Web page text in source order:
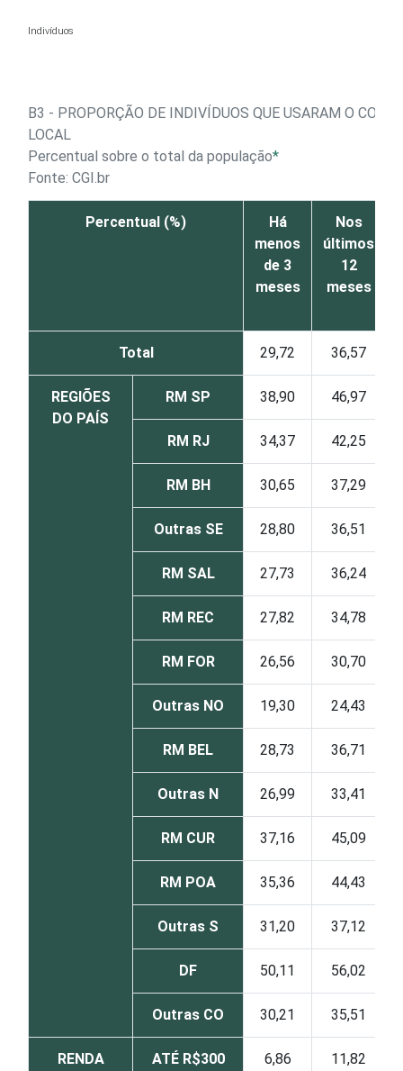
Indivíduos
B3 - PROPORÇÃO DE INDIVÍDUOS QUE USARAM O
LOCAL
Percentual sobre o total da população*
Fonte: CGI.br
Percentual (%)
Há
menos
de 3
meses
Nos
últimos
12
meses
Total 29,72 36,57
REGIÕES
DO PAÍS
RM SP 38,90 46,97
RM RJ 34,37 42,25
RM BH 30,65 37,29
Outras SE 28,80 36,51
RM SAL 27,73 36,24
RM REC 27,82 34,78
RM FOR 26,56 30,70
Outras NO 19,30 24,43
RM BEL 28,73 36,71
Outras N 26,99 33,41
RM CUR 37,16 45,09
RM POA 35,36 44,43
Outras S 31,20 37,12
DF 50,11 56,02
Outras CO 30,21 35,51
RENDA
ATÉ R$300 6,86 11,82